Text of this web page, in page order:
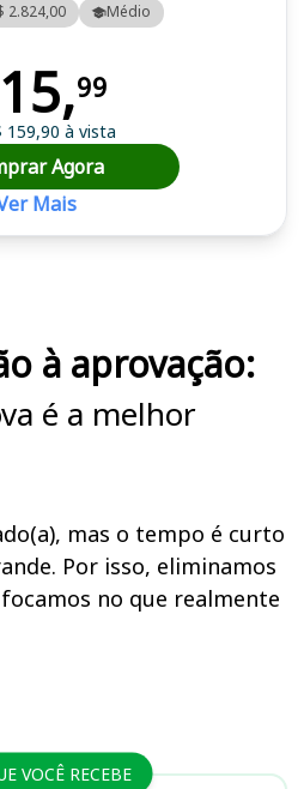
2.824,00 Médio
15,99
159,90 à vista
Agora
Mais
à aprovação:
é a melhor
mas o tempo é curto
Por isso, eliminamos
no que realmente
VOCÊ RECEBE